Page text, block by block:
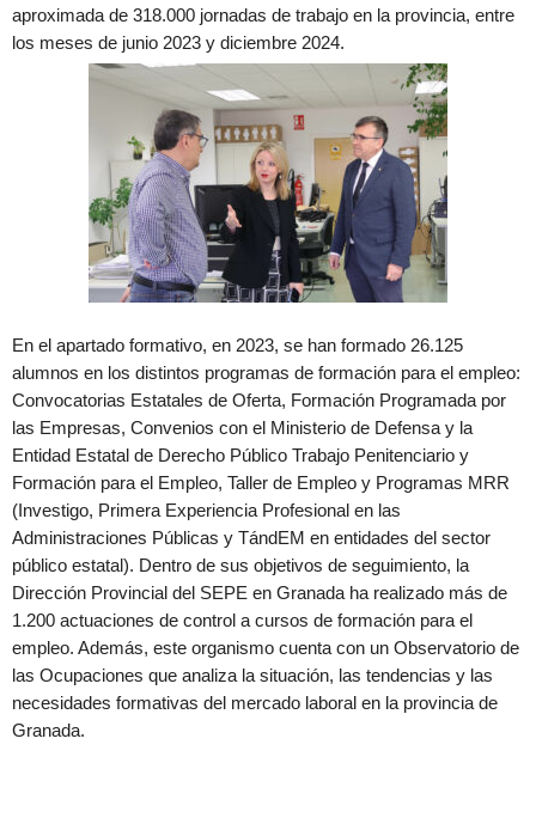
aproximada de 318.000 jornadas de trabajo en la provincia, entre
los meses de junio 2023 y diciembre 2024.
En el apartado formativo, en 2023, se han formado 26.125
alumnos en los distintos programas de formación para el empleo:
Convocatorias Estatales de Oferta, Formación Programada por
las Empresas, Convenios con el Ministerio de Defensa y la
Entidad Estatal de Derecho Público Trabajo Penitenciario y
Formación para el Empleo, Taller de Empleo y Programas MRR
(Investigo, Primera Experiencia Profesional en las
Administraciones Públicas y TándEM en entidades del sector
público estatal). Dentro de sus objetivos de seguimiento, la
Dirección Provincial del SEPE en Granada ha realizado más de
1.200 actuaciones de control a cursos de formación para el
empleo. Además, este organismo cuenta con un Observatorio de
las Ocupaciones que analiza la situación, las tendencias y las
necesidades formativas del mercado laboral en la provincia de
Granada.